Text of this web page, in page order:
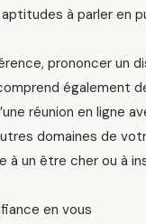
à parler en
prononcer un
également
réunion en ligne
domaines de
à un être cher ou à
en vous